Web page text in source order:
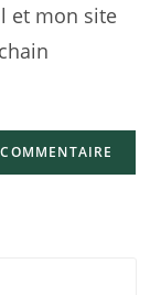
et mon site